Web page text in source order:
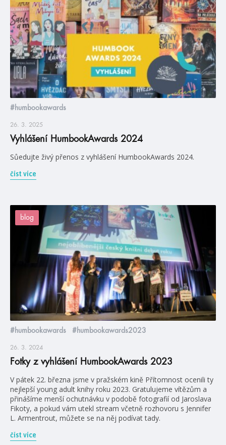
#humbookawards
26. 3. 2025
Vyhlášení HumbookAwards 2024
Sůedujte živý přenos z vyhlášení HumbookAwards 2024.
číst více
blog
#humbookawards #humbookawards2023
26. 3. 2024
Fotky z vyhlášení HumbookAwards 2023
V pátek 22. března jsme v pražském kině Přítomnost ocenili ty
nejlepší young adult knihy roku 2023. Gratulujeme vítězům a
přinášíme menší ochutnávku v podobě fotografií od Jaroslava
Fikoty, a pokud vám utekl stream včetně rozhovoru s Jennifer
L. Armentrout, můžete se na něj podívat tady.
číst více